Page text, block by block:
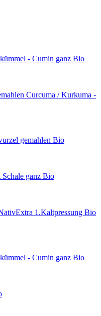
- Cumin ganz Bio
Curcuma / Kurkuma -
gemahlen Bio
ganz Bio
1.Kaltpressung Bio
- Cumin ganz Bio